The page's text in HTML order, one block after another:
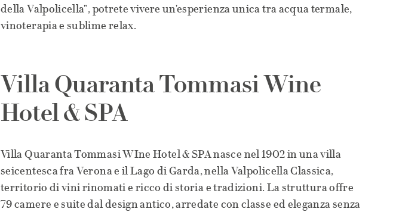
della Valpolicella", potrete vivere un'esperienza unica tra acqua termale,
vinoterapia e sublime relax.
Villa Quaranta Tommasi Wine
Hotel & SPA
Villa Quaranta Tommasi WIne Hotel & SPA nasce nel 1902 in una villa
seicentesca fra Verona e il Lago di Garda, nella Valpolicella Classica,
territorio di vini rinomati e ricco di storia e tradizioni. La struttura offre
79 camere e suite dal design antico, arredate con classe ed eleganza senza